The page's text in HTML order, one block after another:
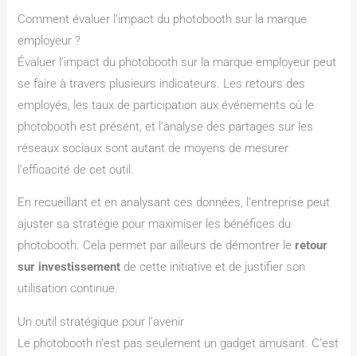
Comment évaluer l’impact du photobooth sur la marque
employeur ?
Évaluer l’impact du photobooth sur la marque employeur peut
se faire à travers plusieurs indicateurs. Les retours des
employés, les taux de participation aux événements où le
photobooth est présent, et l’analyse des partages sur les
réseaux sociaux sont autant de moyens de mesurer
l’efficacité de cet outil.
En recueillant et en analysant ces données, l’entreprise peut
ajuster sa stratégie pour maximiser les bénéfices du
photobooth. Cela permet par ailleurs de démontrer leretour
sur investissement de cette initiative et de justifier son
utilisation continue.
Un outil stratégique pour l’avenir
Le photobooth n’est pas seulement un gadget amusant. C’est